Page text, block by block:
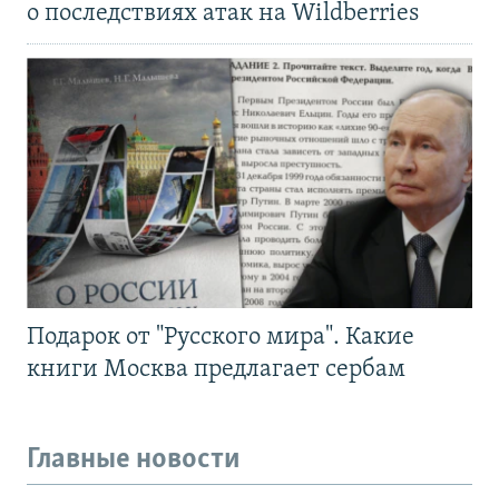
о последствиях атак на Wildberries
Подарок от "Русского мира". Какие
книги Москва предлагает сербам
Главные новости